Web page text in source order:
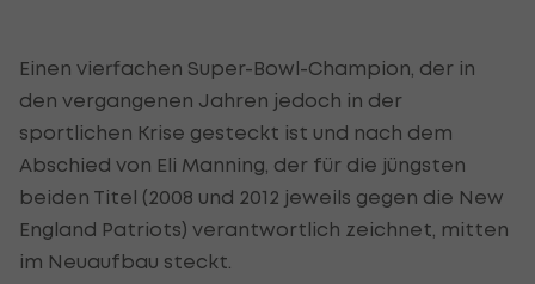
Einen vierfachen Super-Bowl-Champion, der in
den vergangenen Jahren jedoch in der
sportlichen Krise gesteckt ist und nach dem
Abschied von Eli Manning, der für die jüngsten
beiden Titel (2008 und 2012 jeweils gegen die New
England Patriots) verantwortlich zeichnet, mitten
im Neuaufbau steckt.